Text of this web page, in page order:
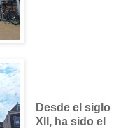
Desde el siglo
XII, ha sido el